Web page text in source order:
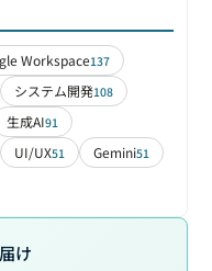
Workspace137
システム開発108
生成AI91
UI/UX51 Gemini51
け